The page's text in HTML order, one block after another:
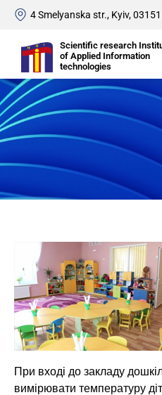
4 Smelyanska str., Kyiv,
Scientific research
of Applied Information
technologies
При вході до закладу
вимірювати температуру